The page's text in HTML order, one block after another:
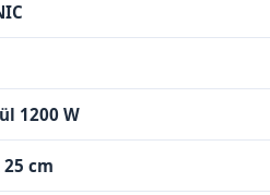
1200 W
cm